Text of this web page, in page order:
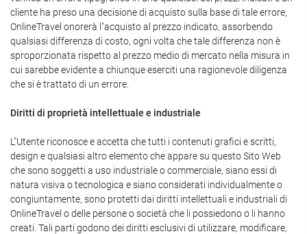
cliente ha preso una decisione di acquisto sulla base di tale errore,
OnlineTravel onorerà l"acquisto al prezzo indicato, assorbendo
qualsiasi differenza di costo, ogni volta che tale differenza non è
sproporzionata rispetto al prezzo medio di mercato nella misura in
cui sarebbe evidente a chiunque eserciti una ragionevole diligenza
che si è trattato di un errore.
Diritti di proprietà intellettuale e industriale
L"Utente riconosce e accetta che tutti i contenuti grafici e scritti,
design e qualsiasi altro elemento che appare su questo Sito Web
che sono soggetti a uso industriale o commerciale, siano essi di
natura visiva o tecnologica e siano considerati individualmente o
congiuntamente, sono protetti dai diritti intellettuali e industriali di
OnlineTravel o delle persone o società che li possiedono o li hanno
creati. Tali parti godono dei diritti esclusivi di utilizzare, modificare,